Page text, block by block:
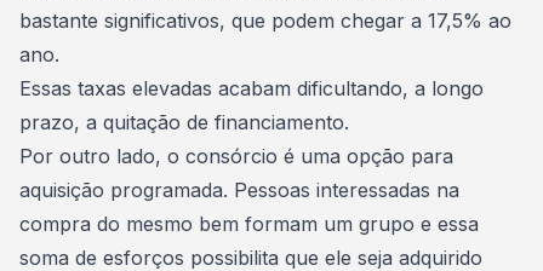
bastante significativos, que podem chegar a 17,5% ao
ano.
Essas taxas elevadas acabam dificultando, a longo
prazo, a quitação de financiamento.
Por outro lado, o consórcio é uma opção para
aquisição programada. Pessoas interessadas na
compra do mesmo bem formam um grupo e essa
soma de esforços possibilita que ele seja adquirido